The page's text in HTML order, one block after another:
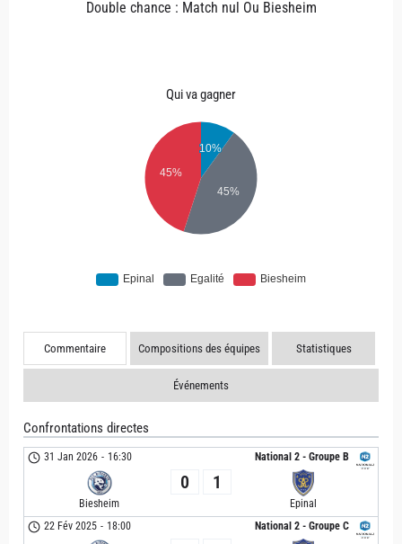
Double chance : Match nul Ou Biesheim
Qui va gagner
Commentaire Compositions des équipes Statistiques
Événements
Confrontations directes
National 2 - Groupe B
31 Jan 2026 - 16:30
Biesheim
0 1
Epinal
National 2 - Groupe C
22 Fév 2025 - 18:00